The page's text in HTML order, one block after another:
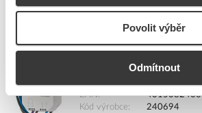
Povolit výběr
Odmítnout
EATON Aktor CSAU-01/02
EAN
Kód výrobce
240694